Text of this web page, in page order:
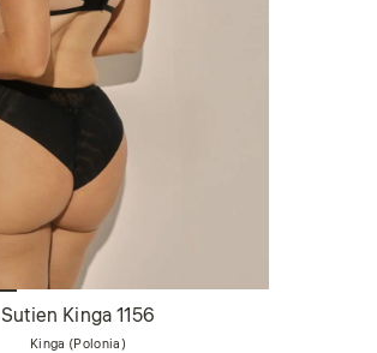
Sutien Kinga 1156
Kinga (Polonia)